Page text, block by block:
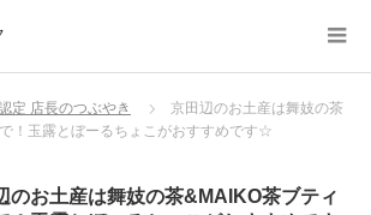
定 店長のつぶやき
京田辺のお土産は舞妓の茶
！玉露とぼーるちょこがおすすめです☆
のお土産は舞妓の茶&MAIKO茶ブティ